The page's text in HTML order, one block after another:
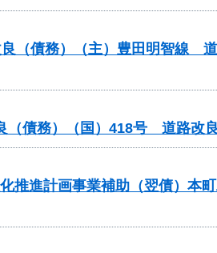
（債務）（主）豊田明智線
（債務）（国）418号 道路改
推進計画事業補助（翌債）本